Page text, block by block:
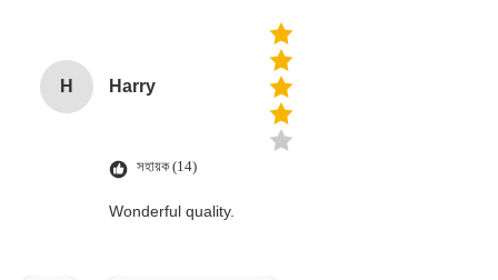
H Harry
সহায়ক (14)
Wonderful quality.